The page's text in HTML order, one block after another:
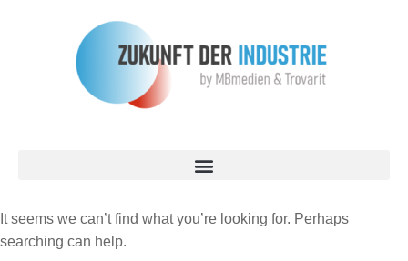
It seems we can’t find what you’re looking for. Perhaps
searching can help.